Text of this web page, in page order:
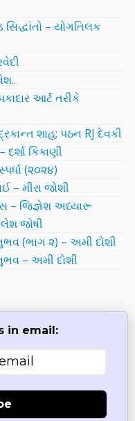
– યોગતિલક
આર્ટ તરીકે
શાહ; પઠન RJ દેવકી
કિકાણી
(૨૦૨૪)
– મીરા જોશી
– જિજ્ઞેશ અધ્યારૂ
જોષી
(ભાગ ૨) – અમી દોશી
– અમી દોશી
in email: